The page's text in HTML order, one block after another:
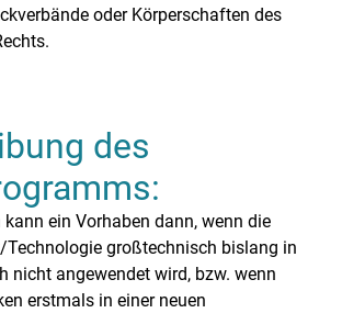
oder Körperschaften des
des
kann ein Vorhaben dann, wenn die
Technologie großtechnisch bislang in
nicht angewendet wird, bzw. wenn
erstmals in einer neuen